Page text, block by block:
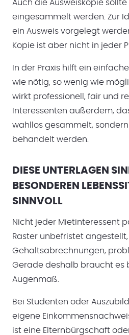
Auch die Ausweiskopie
eingesammelt werden. Zur
ein Ausweis vorgelegt
Kopie ist aber nicht in jeder
In der Praxis hilft ein
wie nötig, so wenig wie
wirkt professionell, fair und
Interessenten außerdem,
wahllos gesammelt,
behandelt werden.
DIESE UNTERLAGEN
BESONDEREN
SINNVOLL
Nicht jeder Mietinteressent
Raster unbefristet
Gehaltsabrechnungen,
Gerade deshalb braucht es
Augenmaß.
Bei Studenten oder
eigene
ist eine Elternbürgschaft